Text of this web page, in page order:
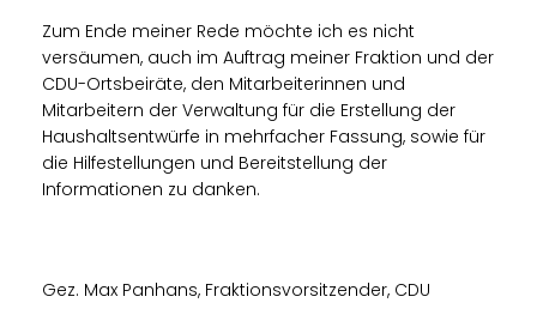
Zum Ende meiner Rede möchte ich es nicht
versäumen, auch im Auftrag meiner Fraktion und der
CDU-Ortsbeiräte, den Mitarbeiterinnen und
Mitarbeitern der Verwaltung für die Erstellung der
Haushaltsentwürfe in mehrfacher Fassung, sowie für
die Hilfestellungen und Bereitstellung der
Informationen zu danken.
Gez. Max Panhans, Fraktionsvorsitzender, CDU